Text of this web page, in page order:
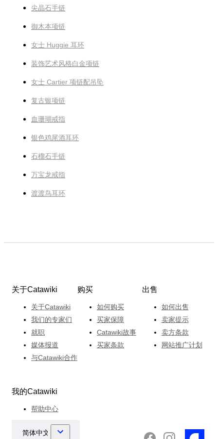
尖晶石手链
御木本项链
女士 Huggie 耳环
装饰艺术风格白金项链
女士 Cartier 项链配吊坠
复古银项链
血珊瑚戒指
银色鸡尾酒耳环
石榴石手链
万宝龙戒指
渡渡鸟耳环
关于Catawiki
关于Catawiki
我们的专家们
就职
媒体报道
与Catawiki合作
购买
如何购买
买家保障
Catawiki故事
买家条款
出售
如何出售
卖家提示
卖方条款
网站推广计划
我的Catawiki
帮助中心